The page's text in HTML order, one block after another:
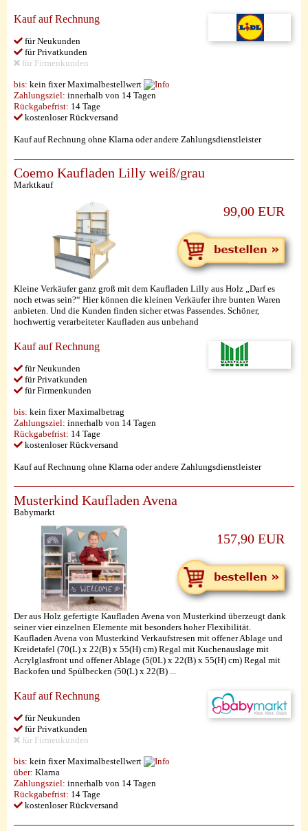
Kauf auf Rechnung
für Neukunden
für Privatkunden
für Firmenkunden
bis: kein fixer Maximalbestellwert
Zahlungsziel: innerhalb von 14 Tagen
Rückgabefrist: 14 Tage
kostenloser Rückversand
Kauf auf Rechnung ohne Klarna oder andere Zahlungsdienstleister
Coemo Kaufladen Lilly weiß/grau
Marktkauf
99,00 EUR
Kleine Verkäufer ganz groß mit dem Kaufladen Lilly aus Holz „Darf es
noch etwas sein?“ Hier können die kleinen Verkäufer ihre bunten Waren
anbieten. Und die Kunden finden sicher etwas Passendes. Schöner,
hochwertig verarbeiteter Kaufladen aus unbehand
Kauf auf Rechnung
für Neukunden
für Privatkunden
für Firmenkunden
bis: kein fixer Maximalbetrag
Zahlungsziel: innerhalb von 14 Tagen
Rückgabefrist: 14 Tage
kostenloser Rückversand
Kauf auf Rechnung ohne Klarna oder andere Zahlungsdienstleister
Musterkind Kaufladen Avena
Babymarkt
157,90 EUR
Der aus Holz gefertigte Kaufladen Avena von Musterkind überzeugt dank
seiner vier einzelnen Elemente mit besonders hoher Flexibilität.
Kaufladen Avena von Musterkind Verkaufstresen mit offener Ablage und
Kreidetafel (70(L) x 22(B) x 55(H) cm) Regal mit Kuchenauslage mit
Acrylglasfront und offener Ablage (5(0L) x 22(B) x 55(H) cm) Regal mit
Backofen und Spülbecken (50(L) x 22(B) ...
Kauf auf Rechnung
für Neukunden
für Privatkunden
für Firmenkunden
bis: kein fixer Maximalbestellwert
über: Klarna
Zahlungsziel: innerhalb von 14 Tagen
Rückgabefrist: 14 Tage
kostenloser Rückversand